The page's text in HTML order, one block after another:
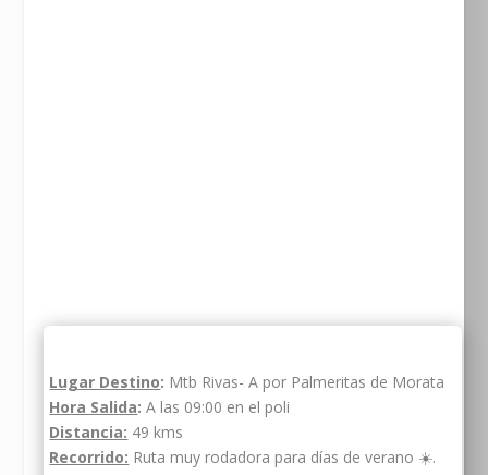
Lugar Destino: Mtb Rivas- A por Palmeritas de Morata
Hora Salida: A las 09:00 en el poli
Distancia: 49 kms
Recorrido: Ruta muy rodadora para días de verano ☀️.